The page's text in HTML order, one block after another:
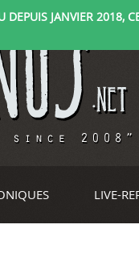
JANVIER 2018,
LIVE-